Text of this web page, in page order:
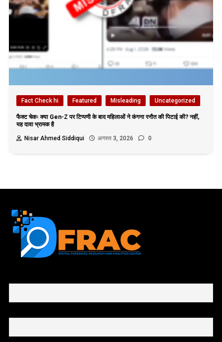
Fact Check hi Featured Misleading Uncategorized
फैक्ट चेकः क्या Gen-Z पर टिप्पणी के बाद महिलाओं ने कंगना रनौत की पिटाई की? नहीं,
यह दावा भ्रामक है
Nisar Ahmed Siddiqui
अगस्त 3, 2026 0